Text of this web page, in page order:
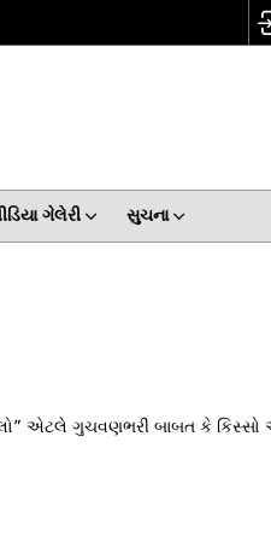
ગેલેરી સુચના
એટલે ગુચવણભરી બાબત કે